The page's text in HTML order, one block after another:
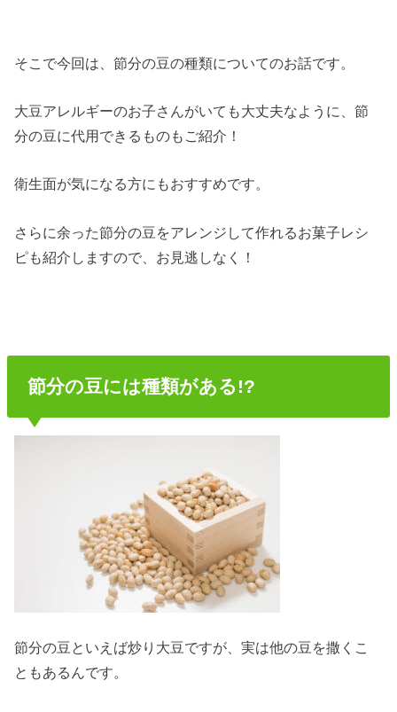
そこで今回は、節分の豆の種類についてのお話です。
大豆アレルギーのお子さんがいても大丈夫なように、節
分の豆に代用できるものもご紹介！
衛生面が気になる方にもおすすめです。
さらに余った節分の豆をアレンジして作れるお菓子レシ
ピも紹介しますので、お見逃しなく！
節分の豆には種類がある!?
節分の豆といえば炒り大豆ですが、実は他の豆を撒くこ
ともあるんです。